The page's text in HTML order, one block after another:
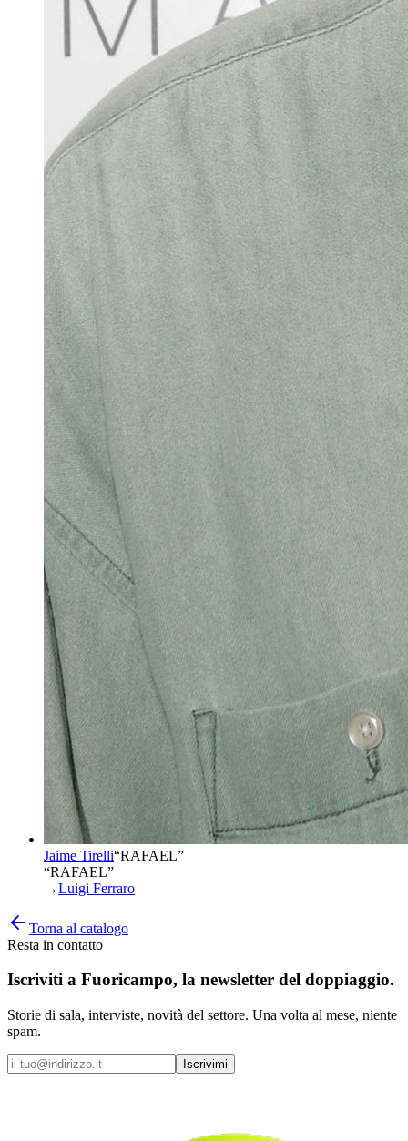
Jaime Tirelli“RAFAEL”
“RAFAEL”
→Luigi Ferraro
Torna al catalogo
Resta in contatto
Iscriviti a Fuoricampo, la newsletter del doppiaggio.
Storie di sala, interviste, novità del settore. Una volta al mese, niente
spam.
Iscrivimi